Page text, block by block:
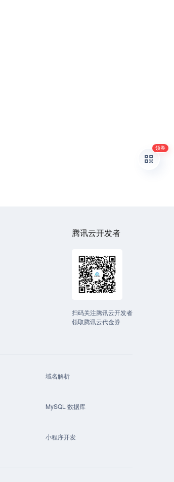
腾讯云开发者
扫码关注腾讯云开发者
领取腾讯云代金券
域名解析
MySQL 数据库
小程序开发
领券